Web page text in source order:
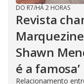
DO R7/HÁ 2 HORAS
Revista
Shawn
é a famosa’
Relacionamento